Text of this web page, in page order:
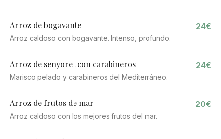
Arroz de bogavante
Arroz caldoso con bogavante. Intenso, profundo.
24€
Arroz de senyoret con carabineros
Marisco pelado y carabineros del Mediterráneo.
24€
Arroz de frutos de mar
Arroz caldoso con los mejores frutos del mar.
20€